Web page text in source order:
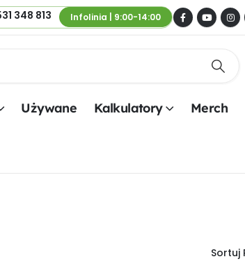
348 813 Infolinia | 9:00-14:00
Używane Kalkulatory Merch